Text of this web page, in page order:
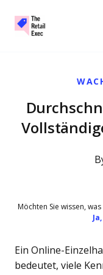
Möchten Sie wissen,
Ein Online-
bedeutet, viele